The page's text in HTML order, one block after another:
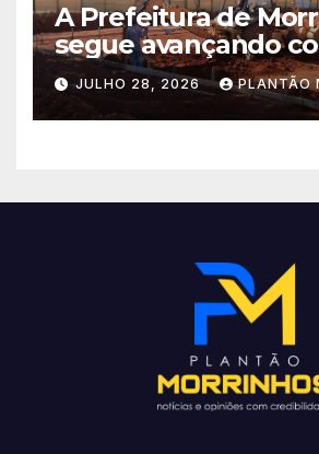
A Prefeitura de
segue avançando
importantes
no Setor Arca de
JULHO 28, 2026 PLANTÃO